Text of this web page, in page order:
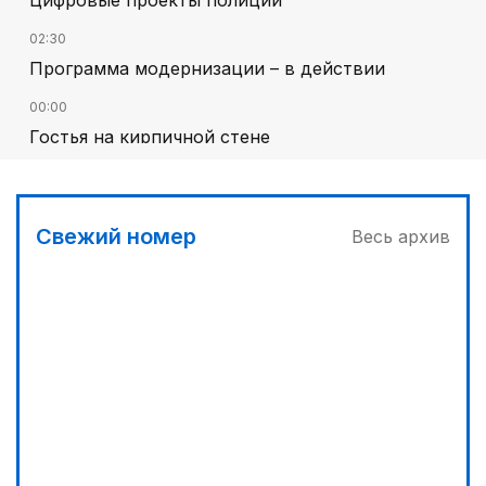
02:30
Программа модернизации – в действии
00:00
Гостья на кирпичной стене
03:30
Свежий номер Весь архив